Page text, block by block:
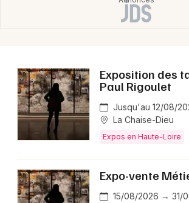
Je m'abonne
Exposition des
Paul Rigoulet
Jusqu'au 12/08/
La Chaise-Dieu
Expos en Haute-Loire
Expo-vente
15/08/2026 → 31/